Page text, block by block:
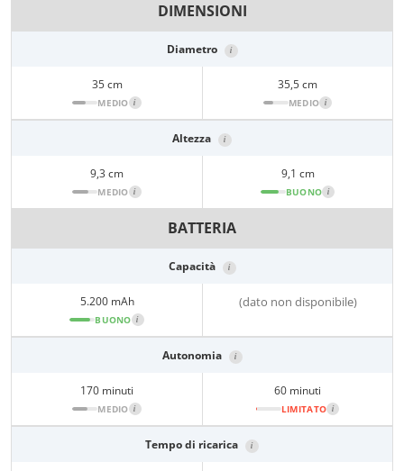
DIMENSIONI
Diametro i
35 cm
MEDIO i
35,5 cm
MEDIO i
Altezza i
9,3 cm
MEDIO i
9,1 cm
BUONO i
BATTERIA
Capacità i
5.200 mAh
BUONO i
(dato non disponibile)
Autonomia i
170 minuti
MEDIO i
60 minuti
LIMITATO i
Tempo di ricarica i